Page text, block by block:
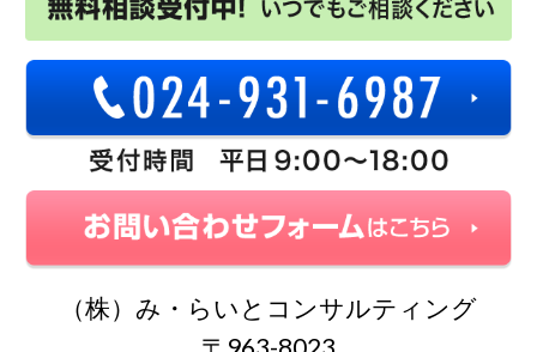
（株）み・らいとコンサルティング